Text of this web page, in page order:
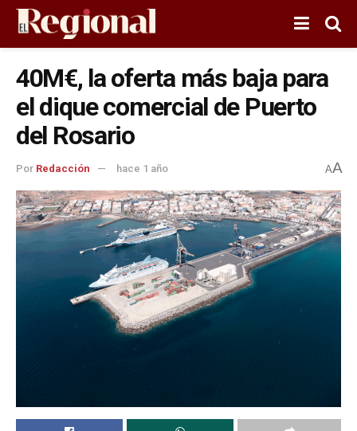
40M€, la oferta más baja para
el dique comercial de Puerto
del Rosario
Por Redacción hace 1 año AA